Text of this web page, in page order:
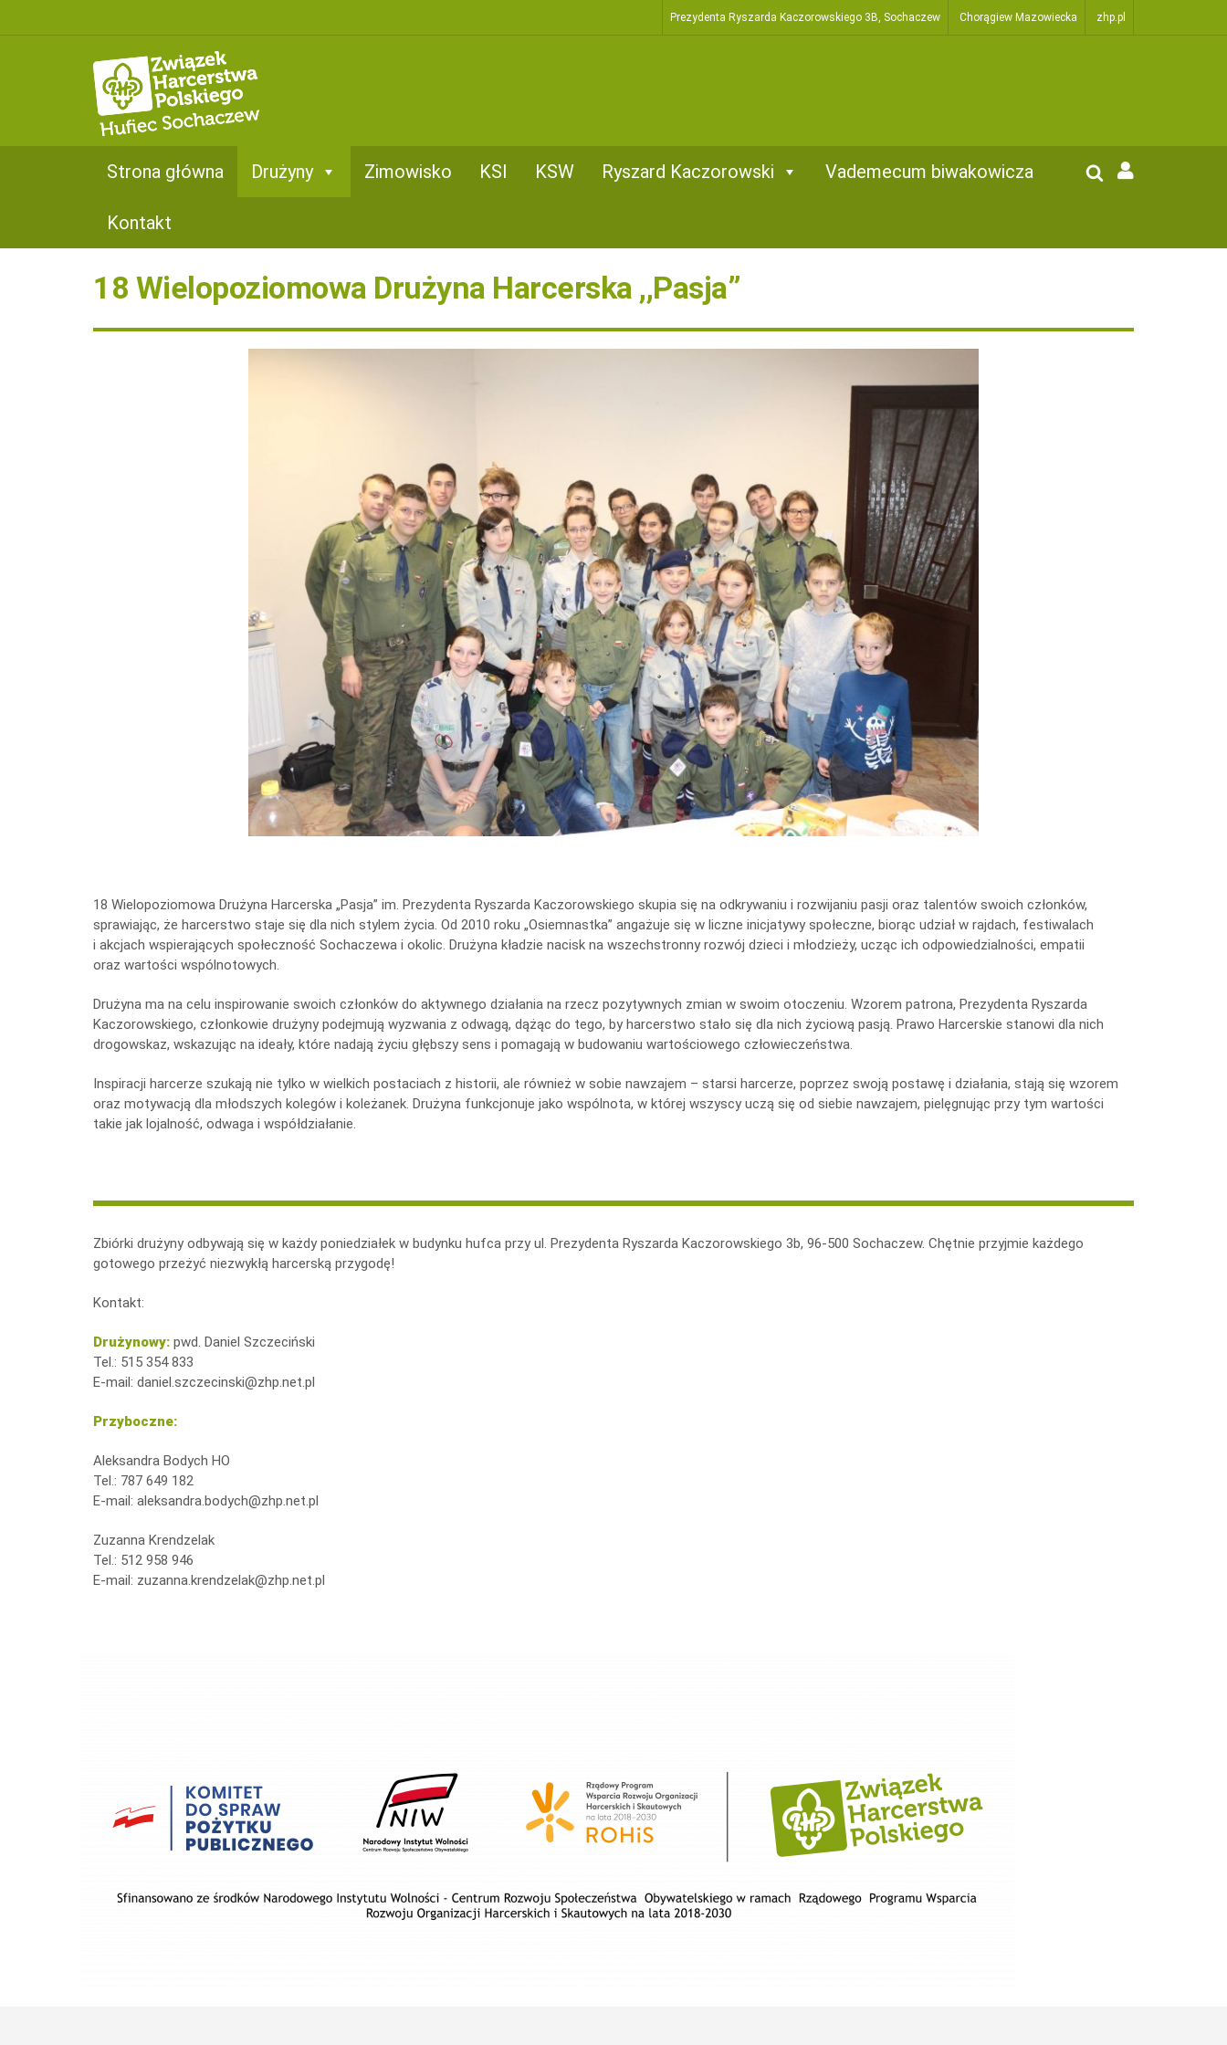
Prezydenta Ryszarda Kaczorowskiego 3B, Sochaczew Chorągiew Mazowiecka zhp.pl
Strona główna Drużyny Zimowisko KSI KSW Ryszard Kaczorowski Vademecum biwakowicza
Kontakt
18 Wielopoziomowa Drużyna Harcerska ,,Pasja”
18 Wielopoziomowa Drużyna Harcerska „Pasja” im. Prezydenta Ryszarda Kaczorowskiego skupia się na odkrywaniu i rozwijaniu pasji oraz talentów swoich członków,
sprawiając, że harcerstwo staje się dla nich stylem życia. Od 2010 roku „Osiemnastka” angażuje się w liczne inicjatywy społeczne, biorąc udział w rajdach, festiwalach
i akcjach wspierających społeczność Sochaczewa i okolic. Drużyna kładzie nacisk na wszechstronny rozwój dzieci i młodzieży, ucząc ich odpowiedzialności, empatii
oraz wartości wspólnotowych.
Drużyna ma na celu inspirowanie swoich członków do aktywnego działania na rzecz pozytywnych zmian w swoim otoczeniu. Wzorem patrona, Prezydenta Ryszarda
Kaczorowskiego, członkowie drużyny podejmują wyzwania z odwagą, dążąc do tego, by harcerstwo stało się dla nich życiową pasją. Prawo Harcerskie stanowi dla nich
drogowskaz, wskazując na ideały, które nadają życiu głębszy sens i pomagają w budowaniu wartościowego człowieczeństwa.
Inspiracji harcerze szukają nie tylko w wielkich postaciach z historii, ale również w sobie nawzajem – starsi harcerze, poprzez swoją postawę i działania, stają się wzorem
oraz motywacją dla młodszych kolegów i koleżanek. Drużyna funkcjonuje jako wspólnota, w której wszyscy uczą się od siebie nawzajem, pielęgnując przy tym wartości
takie jak lojalność, odwaga i współdziałanie.
Zbiórki drużyny odbywają się w każdy poniedziałek w budynku hufca przy ul. Prezydenta Ryszarda Kaczorowskiego 3b, 96-500 Sochaczew. Chętnie przyjmie każdego
gotowego przeżyć niezwykłą harcerską przygodę!
Kontakt:
Drużynowy: pwd. Daniel Szczeciński
Tel.: 515 354 833
E-mail: daniel.szczecinski@zhp.net.pl
Przyboczne:
Aleksandra Bodych HO
Tel.: 787 649 182
E-mail: aleksandra.bodych@zhp.net.pl
Zuzanna Krendzelak
Tel.: 512 958 946
E-mail: zuzanna.krendzelak@zhp.net.pl